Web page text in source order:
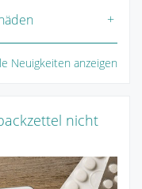
Neuigkeiten anzeigen
nicht